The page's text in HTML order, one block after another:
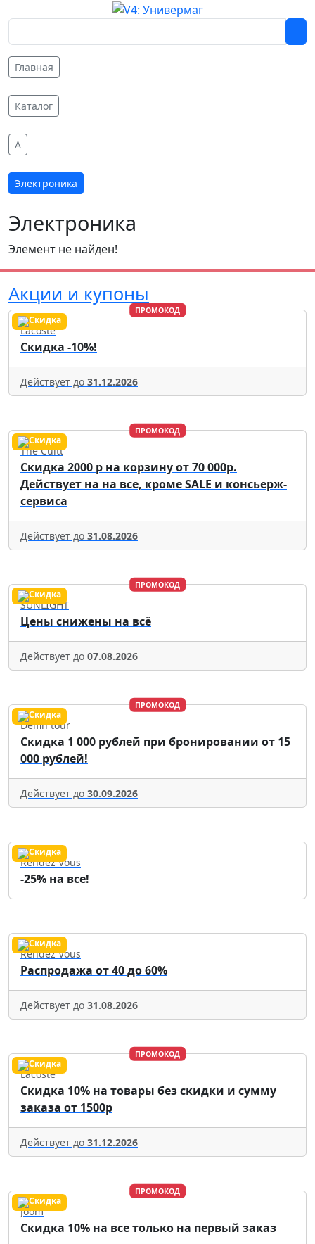
Главная
Каталог
A
Электроника
Электроника
Элемент не найден!
Акции и купоны
ПРОМОКОД
Lacoste
Скидка -10%!
Действует до 31.12.2026
ПРОМОКОД
The Cultt
Скидка 2000 р на корзину от 70 000р.
Действует на на все, кроме SALE и консьерж-
сервиса
Действует до 31.08.2026
ПРОМОКОД
SUNLIGHT
Цены снижены на всё
Действует до 07.08.2026
ПРОМОКОД
Delfin tour
Скидка 1 000 рублей при бронировании от 15
000 рублей!
Действует до 30.09.2026
Rendez Vous
-25% на все!
Rendez Vous
Распродажа от 40 до 60%
Действует до 31.08.2026
ПРОМОКОД
Lacoste
Скидка 10% на товары без скидки и сумму
заказа от 1500р
Действует до 31.12.2026
ПРОМОКОД
Joom
Скидка 10% на все только на первый заказ